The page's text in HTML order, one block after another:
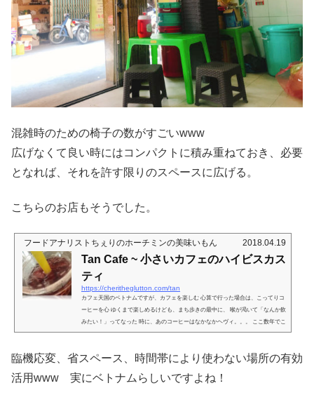
混雑時のための椅子の数がすごいwww
広げなくて良い時にはコンパクトに積み重ねておき、必要
となれば、それを許す限りのスペースに広げる。
こちらのお店もそうでした。
フードアナリストちぇりのホーチミンの美味いもん 2018.04.19
Tan Cafe ~ 小さいカフェのハイビスカス
ティ
https://cheritheglutton.com/tan
カフェ天国のベトナムですが、カフェを楽しむ 心算で行った場合は、こってりコ
ーヒーを心 ゆくまで楽しめるけども、まち歩きの最中に、 喉が渇いて「なんか飲
みたい！」ってなった 時に、あのコーヒーはなかなかヘヴィ。。。 ここ数年でこ
そミルクティのお店や、そこの バリエーションとしてフルーツティなど、 しかも
ましたが、それ、各所にピンポイントで知っ ておかないといざって言う時に困る
臨機応変、省スペース、時間帯により使わない場所の有効
活用www 実にベトナムらしいですよね！